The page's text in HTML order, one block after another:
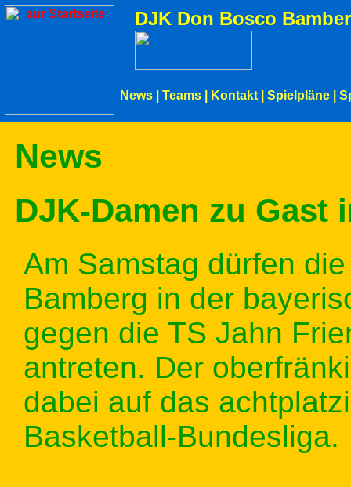
DJK Don Bosco
News Teams Kontakt Spielpläne
News
DJK-Damen zu
Am Samstag dürfen
Bamberg in der
gegen die TS Jahn
antreten. Der
dabei auf das
Basketball-Bundesliga.